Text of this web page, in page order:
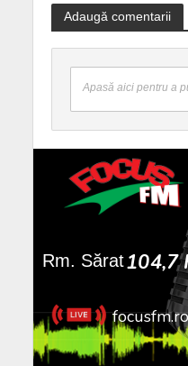
Adaugă comentarii
Apasă aici pentru a